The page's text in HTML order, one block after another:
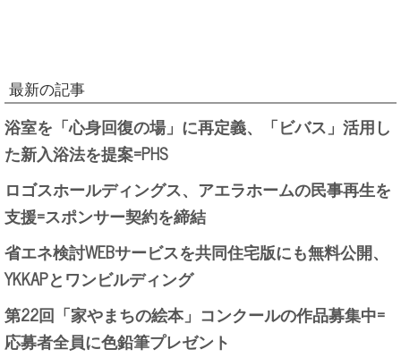
最新の記事
浴室を「心身回復の場」に再定義、「ビバス」活用し
た新入浴法を提案=PHS
ロゴスホールディングス、アエラホームの民事再生を
支援=スポンサー契約を締結
省エネ検討WEBサービスを共同住宅版にも無料公開、
YKKAPとワンビルディング
第22回「家やまちの絵本」コンクールの作品募集中=
応募者全員に色鉛筆プレゼント